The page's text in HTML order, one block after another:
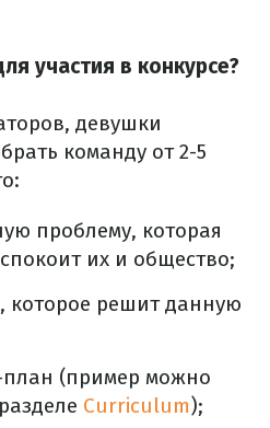
участия в конкурсе?
девушки
команду от 2-5
проблему, которая
их и общество;
которое решит данную
план (пример можно
Curriculum);